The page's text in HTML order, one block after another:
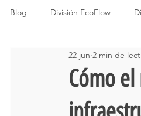
Blog División EcoFlow
Cómo
22 jun 2 min de